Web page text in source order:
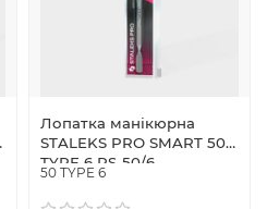
Лопатка манікюрна
STALEKS PRO SMART 50
TYPE 6 PS-50/6
50 TYPE 6